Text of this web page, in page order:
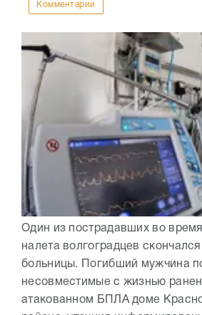
Комментарии
Один из пострадавших во
налета волгоградцев
больницы. Погибший мужчина
несовместимые с жизнью
атакованном БПЛА доме